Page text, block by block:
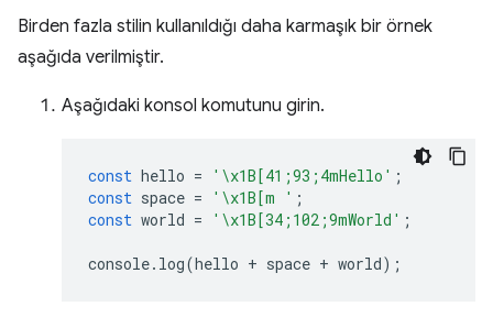
Birden fazla stilin kullanıldığı daha karmaşık bir örnek
aşağıda verilmiştir.
Aşağıdaki konsol komutunu girin.
const hello = '\x1B[41;93;4mHello' ;
const space = '\x1B[m ' ;
const world = '\x1B[34;102;9mWorld' ;
console. log(hello + space + world);